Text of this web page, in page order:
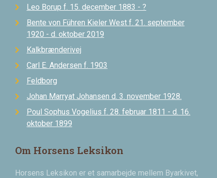
Leo Borup f. 15. december 1883 - ?
Bente von Führen Kieler West f. 21. september
1920 - d. oktober 2019
Kalkbrænderivej
Carl E. Andersen f. 1903
Feldborg
Johan Marryat Johansen d. 3. november 1928.
Poul Sophus Vogelius f. 28. februar 1811 - d. 16.
oktober 1899
Om Horsens Leksikon
Horsens Leksikon er et samarbejde mellem Byarkivet,